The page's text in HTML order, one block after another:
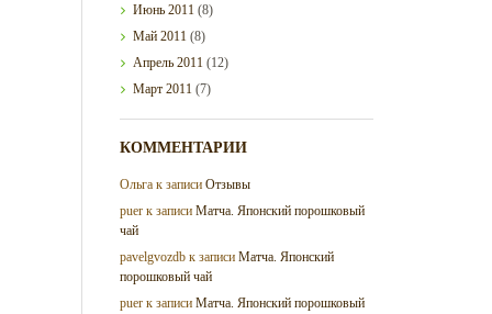
Июнь2011 (8)
Май2011 (8)
Апрель2011 (12)
Март2011 (7)
КОММЕНТАРИИ
Ольга к записиОтзывы
puer к записиМатча. Японский порошковый
чай
pavelgvozdb к записиМатча. Японский
порошковый чай
puer к записиМатча. Японский порошковый